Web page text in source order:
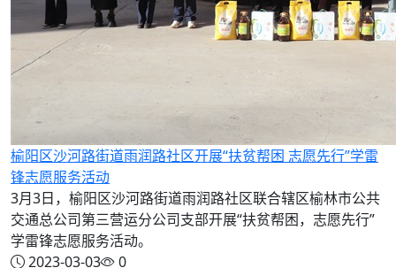
榆阳区沙河路街道雨润路社区开展“扶贫帮困 志愿先行”学雷
锋志愿服务活动
3月3日，榆阳区沙河路街道雨润路社区联合辖区榆林市公共
交通总公司第三营运分公司支部开展“扶贫帮困，志愿先行”
学雷锋志愿服务活动。
2023-03-03
0